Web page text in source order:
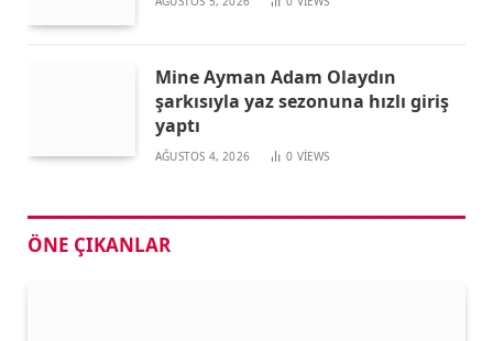
Mine Ayman Adam Olaydın
şarkısıyla yaz sezonuna hızlı giriş
yaptı
AĞUSTOS 4, 2026 0 VIEWS
ÖNE ÇIKANLAR